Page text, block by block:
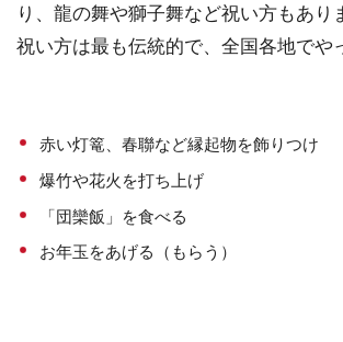
り、龍の舞や獅子舞など祝い方もあり
祝い方は最も伝統的で、全国各地でや
赤い灯篭、春聯など縁起物を飾りつけ
爆竹や花火を打ち上げ
「団欒飯」を食べる
お年玉をあげる（もらう）